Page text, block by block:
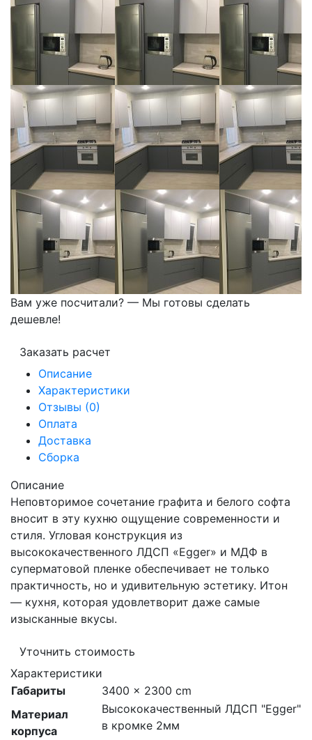
Вам уже посчитали? — Мы готовы сделать
дешевле!
Заказать расчет
Описание
Характеристики
Отзывы (0)
Оплата
Доставка
Сборка
Описание
Неповторимое сочетание графита и белого софта
вносит в эту кухню ощущение современности и
стиля. Угловая конструкция из
высококачественного ЛДСП «Egger» и МДФ в
суперматовой пленке обеспечивает не только
практичность, но и удивительную эстетику. Итон
— кухня, которая удовлетворит даже самые
изысканные вкусы.
Уточнить стоимость
Характеристики
Габариты
3400 × 2300 cm
Материал
корпуса
Высококачественный ЛДСП "Egger"
в кромке 2мм